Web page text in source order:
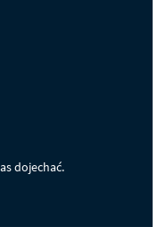
dojechać.